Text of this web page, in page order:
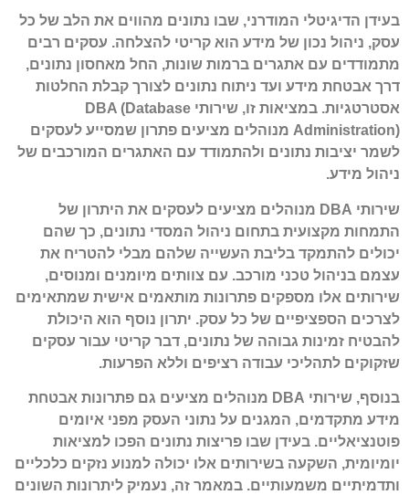
בעידן הדיגיטלי המודרני, שבו נתונים מהווים את הלב של כל
עסק, ניהול נכון של מידע הוא קריטי להצלחה. עסקים רבים
מתמודדים עם אתגרים ברמות שונות, החל מאחסון נתונים,
דרך אבטחת מידע ועד ניתוח נתונים לצורך קבלת החלטות
אסטרטגיות. במציאות זו, שירותי DBA (Database
Administration) מנוהלים מציעים פתרון שמסייע לעסקים
לשמר יציבות נתונים ולהתמודד עם האתגרים המורכבים של
ניהול מידע.
שירותי DBA מנוהלים מציעים לעסקים את היתרון של
התמחות מקצועית בתחום ניהול המסדי נתונים, כך שהם
יכולים להתמקד בליבת העשייה שלהם מבלי להטריח את
עצמם בניהול טכני מורכב. עם צוותים מיומנים ומנוסים,
שירותים אלו מספקים פתרונות מותאמים אישית שמתאימים
לצרכים הספציפיים של כל עסק. יתרון נוסף הוא היכולת
להבטיח זמינות גבוהה של נתונים, דבר קריטי עבור עסקים
שזקוקים לתהליכי עבודה רציפים וללא הפרעות.
בנוסף, שירותי DBA מנוהלים מציעים גם פתרונות אבטחת
מידע מתקדמים, המגנים על נתוני העסק מפני איומים
פוטנציאליים. בעידן שבו פריצות נתונים הפכו למציאות
יומיומית, השקעה בשירותים אלו יכולה למנוע נזקים כלכליים
ותדמיתיים משמעותיים. במאמר זה, נעמיק ליתרונות השונים